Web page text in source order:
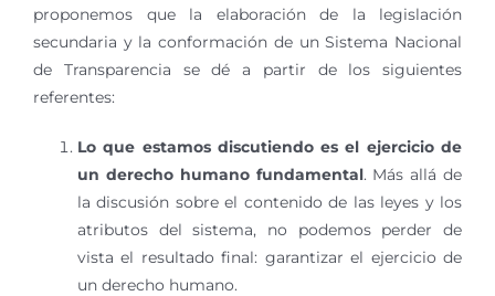
proponemos que la elaboración de la legislación
secundaria y la conformación de un Sistema Nacional
de Transparencia se dé a partir de los siguientes
referentes:
Lo que estamos discutiendo es el ejercicio de
un derecho humano fundamental. Más allá de
la discusión sobre el contenido de las leyes y los
atributos del sistema, no podemos perder de
vista el resultado final: garantizar el ejercicio de
un derecho humano.